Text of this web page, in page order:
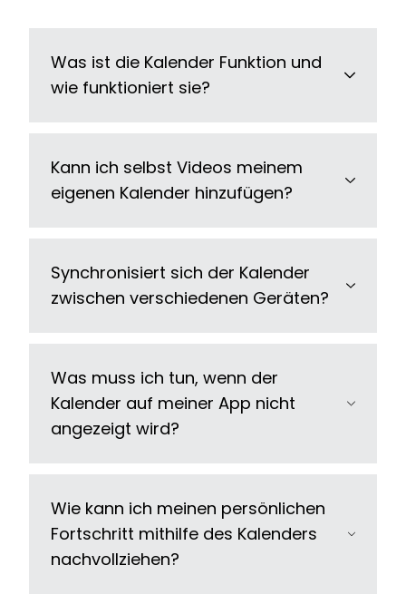
Was ist die Kalender Funktion und
wie funktioniert sie?
Kann ich selbst Videos meinem
eigenen Kalender hinzufügen?
Synchronisiert sich der Kalender
zwischen verschiedenen Geräten?
Was muss ich tun, wenn der
Kalender auf meiner App nicht
angezeigt wird?
Wie kann ich meinen persönlichen
Fortschritt mithilfe des Kalenders
nachvollziehen?